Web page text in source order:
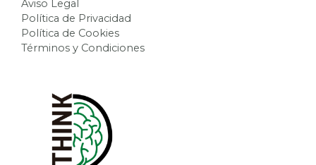
Aviso Legal
Política de Privacidad
Política de Cookies
Términos y Condiciones